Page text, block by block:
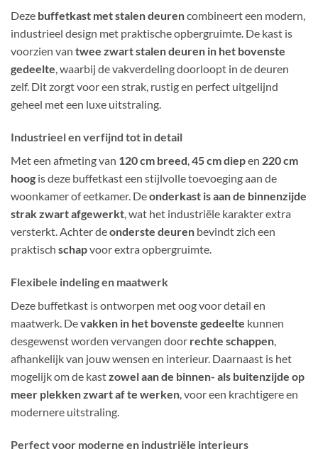
Deze buffetkast met stalen deurencombineert een modern,
industrieel design met praktische opbergruimte. De kast is
voorzien van twee zwart stalen deuren in het bovenste
gedeelte, waarbij de vakverdeling doorloopt in de deuren
zelf. Dit zorgt voor een strak, rustig en perfect uitgelijnd
geheel met een luxe uitstraling.
Industrieel en verfijnd tot in detail
Met een afmeting van 120 cm breed,45 cm diepen 220 cm
hoog is deze buffetkast een stijlvolle toevoeging aan de
woonkamer of eetkamer. Deonderkast is aan de binnenzijde
strak zwart afgewerkt, wat het industriële karakter extra
versterkt. Achter deonderste deuren bevindt zich een
praktisch schapvoor extra opbergruimte.
Flexibele indeling en maatwerk
Deze buffetkast is ontworpen met oog voor detail en
maatwerk. Devakken in het bovenste gedeelte kunnen
desgewenst worden vervangen door rechte schappen,
afhankelijk van jouw wensen en interieur. Daarnaast is het
mogelijk om de kastzowel aan de binnen- als buitenzijde op
meer plekken zwart af te werken, voor een krachtigere en
modernere uitstraling.
Perfect voor moderne en industriële interieurs